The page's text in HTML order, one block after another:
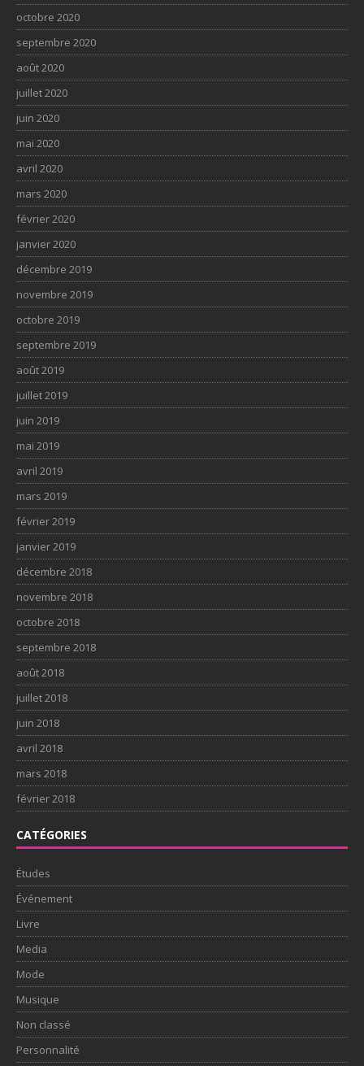
octobre 2020
septembre 2020
août 2020
juillet 2020
juin 2020
mai 2020
avril 2020
mars 2020
février 2020
janvier 2020
décembre 2019
novembre 2019
octobre 2019
septembre 2019
août 2019
juillet 2019
juin 2019
mai 2019
avril 2019
mars 2019
février 2019
janvier 2019
décembre 2018
novembre 2018
octobre 2018
septembre 2018
août 2018
juillet 2018
juin 2018
avril 2018
mars 2018
février 2018
CATÉGORIES
Études
Événement
Livre
Media
Mode
Musique
Non classé
Personnalité